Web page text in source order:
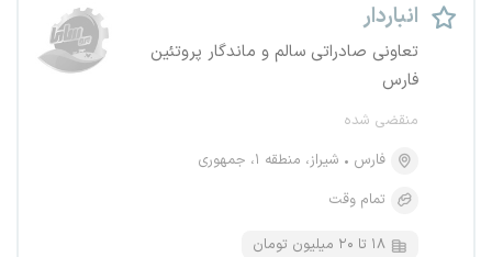
انباردار
تعاونی صادراتی سالم و ماندگار پروتئین
فارس
منقضی شده
فارس
شیراز، منطقه ۱، جمهوری
تمام وقت
۱۸ تا ۲۰ میلیون تومان